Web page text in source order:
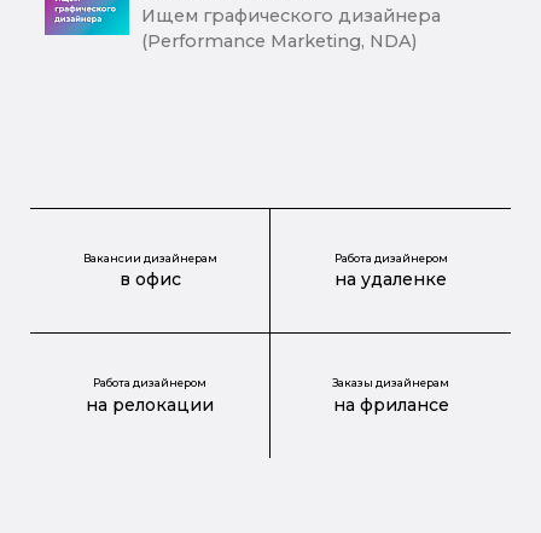
Ищем графического дизайнера
(Performance Marketing, NDA)
Вакансии дизайнерам
в офис
Работа дизайнером
на удаленке
Работа дизайнером
на релокации
Заказы дизайнерам
на фрилансе